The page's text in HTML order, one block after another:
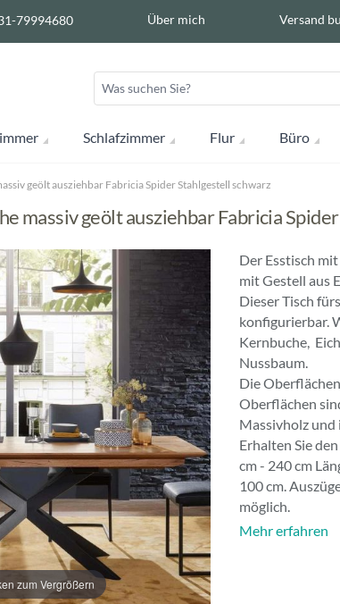
79994680 Über mich Versand
Schlafzimmer Flur Büro
geölt ausziehbar Fabricia Spider Stahlgestell schwarz
massiv geölt ausziehbar Fabricia
zum Vergrößern
Der Esstisch
mit Gestell aus
Dieser Tisch
konfigurierbar.
Kernbuche,
Nussbaum.
Die
Oberflächen
Massivholz und
Erhalten Sie
cm - 240 cm
100 cm.
möglich.
Mehr erfahren